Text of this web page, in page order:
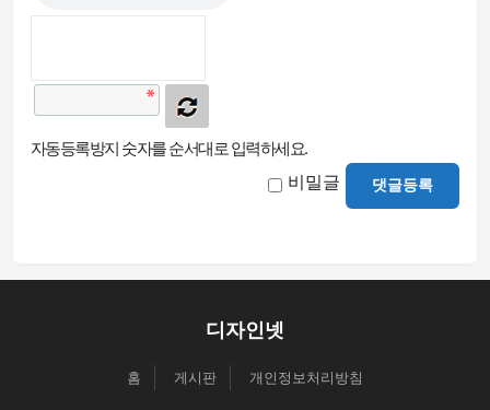
자동등록방지 숫자를 순서대로 입력하세요.
비밀글 댓글등록
디자인넷
홈 게시판 개인정보처리방침